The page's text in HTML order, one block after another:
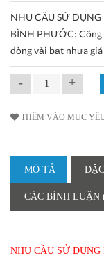
NHU CẦU SỬ
BÌNH PHƯỚC:
dòng vải bạt nhựa
- +
THÊM VÀO MỤC
MÔ TẢ
CÁC BÌNH LUẬN
NHU CẦU SỬ